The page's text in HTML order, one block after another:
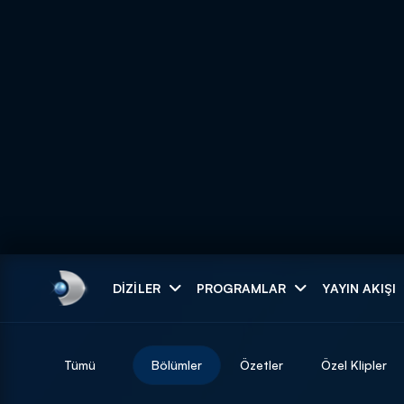
DIZILER PROGRAMLAR YAYIN AKIŞI
Tümü Bölümler Özetler Özel Klipler